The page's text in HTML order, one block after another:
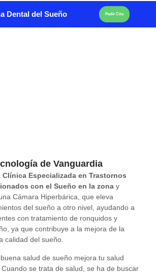
Dental del Sueño Pedir Cita
de Vanguardia
Clínica Especializada en Trastornos
con el Sueño en la zona y
Cámara Hiperbárica, que eleva
del sueño a otro nivel, ayudando a
con tratamiento de ronquidos y
ya que contribuye a la mejora de la
calidad del sueño.
salud de sueño mejora tu salud
se trata de salud, se ha de buscar